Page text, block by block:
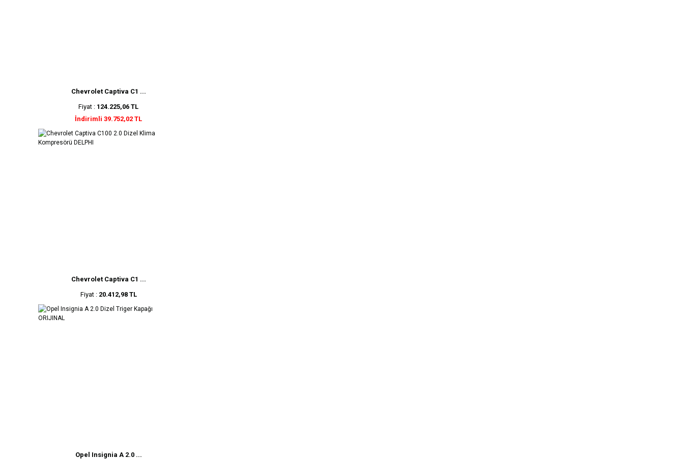
Chevrolet Captiva C1 ...
Fiyat : 124.225,06 TL
İndirimli 39.752,02 TL
Chevrolet Captiva C1 ...
Fiyat : 20.412,98 TL
Opel Insignia A 2.0 ...